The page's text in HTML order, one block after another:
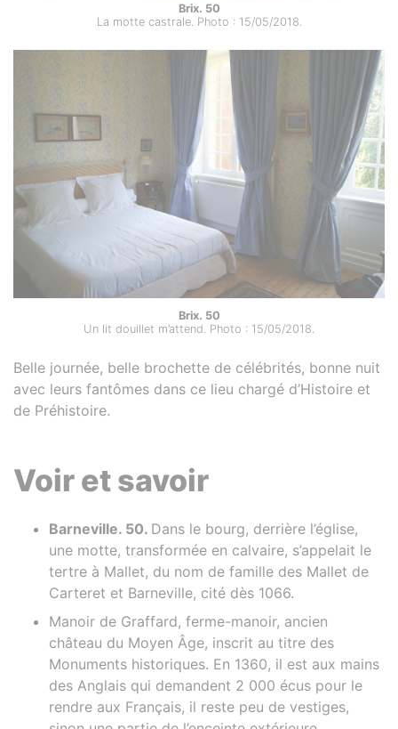
Brix. 50
La motte castrale. Photo : 15/05/2018.
Brix. 50
Un lit douillet m’attend. Photo : 15/05/2018.
Belle journée, belle brochette de célébrités, bonne nuit
avec leurs fantômes dans ce lieu chargé d’Histoire et
de Préhistoire.
Voir et savoir
Barneville. 50. Dans le bourg, derrière l’église,
une motte, transformée en calvaire, s’appelait le
tertre à Mallet, du nom de famille des Mallet de
Carteret et Barneville, cité dès 1066.
Manoir de Graffard, ferme-manoir, ancien
château du Moyen Âge, inscrit au titre des
Monuments historiques. En 1360, il est aux mains
des Anglais qui demandent 2 000 écus pour le
rendre aux Français, il reste peu de vestiges,